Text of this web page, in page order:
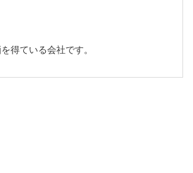
得ている会社です。